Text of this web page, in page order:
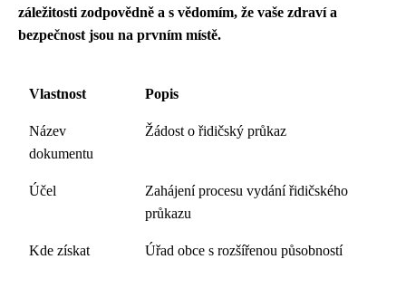
záležitosti zodpovědně a s vědomím, že vaše zdraví a
bezpečnost jsou na prvním místě.
Vlastnost Popis
Název
dokumentu
Žádost o řidičský průkaz
Účel
Zahájení procesu vydání řidičského
průkazu
Kde získat Úřad obce s rozšířenou působností